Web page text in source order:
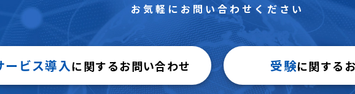
お気軽にお問い合わせください
ービス導入に関するお問い合わせ 受験に関する